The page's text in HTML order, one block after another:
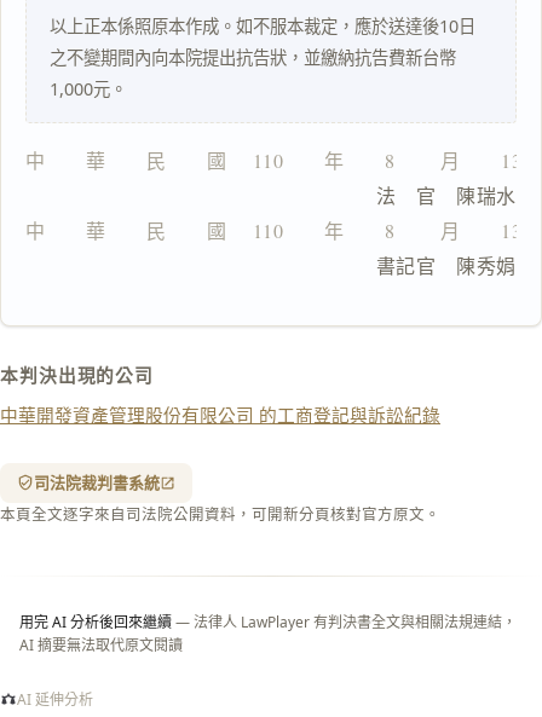
以上正本係照原本作成。如不服本裁定，應於送達後10日
之不變期間內向本院提出抗告狀，並繳納抗告費新台幣
1,000元。
中　　華　　民　　國　 110　　年　　8 　　月　　13
                              法　官　陳瑞水
中　　華　　民　　國　 110　　年　　8 　　月　　13
                              書記官　陳秀娟
本判決出現的公司
中華開發資產管理股份有限公司 的工商登記與訴訟紀錄
司法院裁判書系統
本頁全文逐字來自司法院公開資料，可開新分頁核對官方原文。
用完 AI 分析後回來繼續— 法律人 LawPlayer 有判決書全文與相關法規連結，
AI 摘要無法取代原文閱讀
AI 延伸分析
複
文